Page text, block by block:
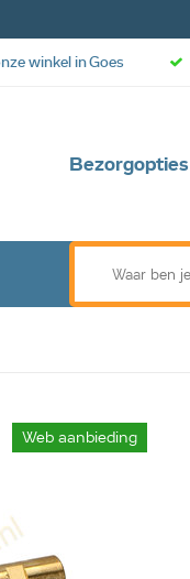
Bezorgopties
winkel in Goes
Web aanbieding